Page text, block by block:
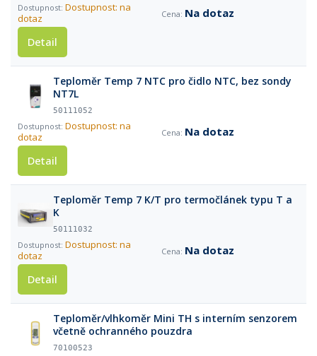
Dostupnost: na
dotaz
Na dotaz
Detail
Teploměr Temp 7 NTC pro čidlo NTC, bez sondy
NT7L
50111052
Dostupnost: na
dotaz
Na dotaz
Detail
Teploměr Temp 7 K/T pro termočlánek typu T a
K
50111032
Dostupnost: na
dotaz
Na dotaz
Detail
Teploměr/vlhkoměr Mini TH s interním senzorem
včetně ochranného pouzdra
70100523